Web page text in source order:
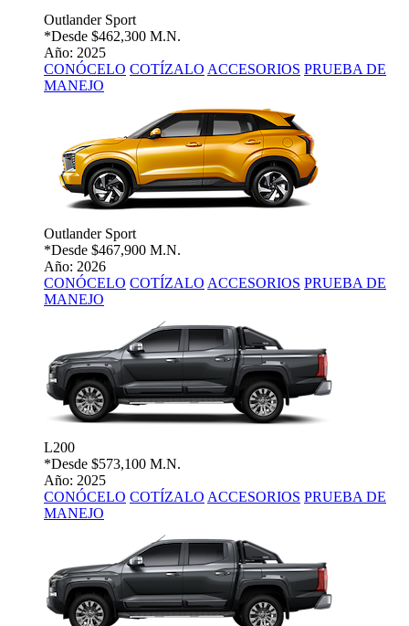
Outlander Sport
*Desde $462,300 M.N.
Año: 2025
CONÓCELO COTÍZALO ACCESORIOS PRUEBA DE
MANEJO
Outlander Sport
*Desde $467,900 M.N.
Año: 2026
CONÓCELO COTÍZALO ACCESORIOS PRUEBA DE
MANEJO
L200
*Desde $573,100 M.N.
Año: 2025
CONÓCELO COTÍZALO ACCESORIOS PRUEBA DE
MANEJO